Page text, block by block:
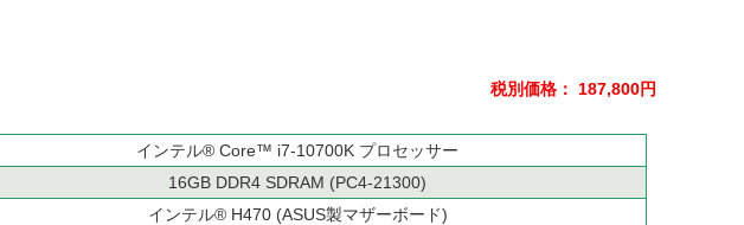
税別価格： 187,800円
インテル® Core™ i7-10700K プロセッサー
16GB DDR4 SDRAM (PC4-21300)
インテル® H470 (ASUS製マザーボード)